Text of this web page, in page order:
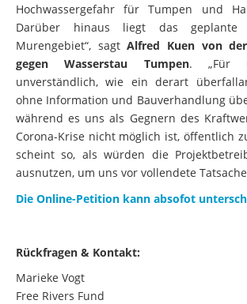
Hochwassergefahr für Tumpen und
Darüber hinaus liegt das geplante
Murengebiet“, sagtAlfred Kuen von
gegen Wasserstau Tumpen. „Für
unverständlich, wie ein derart
ohne Information und Bauverhandlung
während es uns als Gegnern des
Corona-Krise nicht möglich ist, öffentlich
scheint so, als würden die
ausnutzen, um uns vor vollendete
Die Online-Petition kann absofot
Rückfragen & Kontakt:
Marieke Vogt
Free Rivers Fund